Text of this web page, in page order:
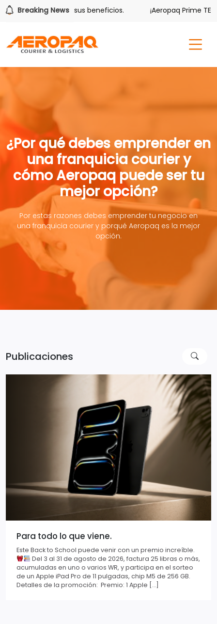
Breaking News
también tiene sus beneficios. ¡Aeropaq Prime TE DA
¿Por qué debes emprender en
una franquicia courier y
cómo Aeropaq puede ser tu
mejor opción?
Por estas razones debes emprender tu negocio en
una franquicia courier y porqué Aeropaq es la mejor
opción.
Publicaciones
Para todo lo que viene.
Este Back to School puede venir con un premio increíble.
Del 3 al 31 de agosto de 2026, factura 25 libras o más,
acumuladas en uno o varios WR, y participa en el sorteo
de un Apple iPad Pro de 11 pulgadas, chip M5 de 256 GB.
Detalles de la promoción: Premio: 1 Apple […]